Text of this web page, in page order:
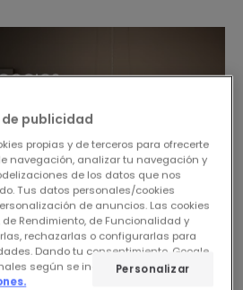
publicidad
propias y de terceros para ofrecerte
navegación, analizar tu navegación y
de los datos que nos
Tus datos personales/cookies
de anuncios. Las cookies
Rendimiento, de Funcionalidad y
rechazarlas o configurarlas para
Dando tu consentimiento, Google
según se indica en su sitio de
Personalizar